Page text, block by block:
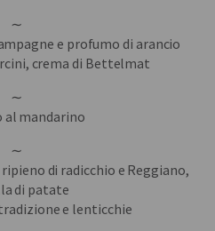
∼
e profumo di arancio
crema di Bettelmat
∼
mandarino
∼
di radicchio e Reggiano,
di patate
e lenticchie